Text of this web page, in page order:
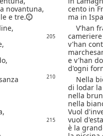
novantuna,
cento in
e tre.
ma in
V'han
205
v'han
e v'han
d'ogni
210
Nella
di lodar
nella
nella
Vuol
215
vuol
è la